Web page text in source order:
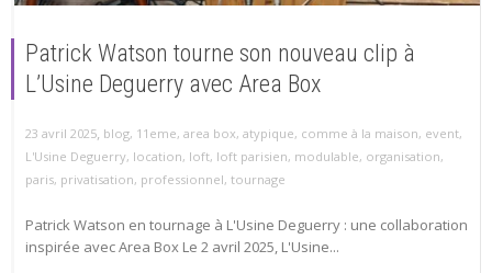
Patrick Watson tourne son nouveau clip à
L’Usine Deguerry avec Area Box
23 avril 2025, blog, 11eme, area box, atypique, comme à la maison, event,
L'Usine Deguerry, location, loft, loft parisien, modulable, organisation,
paris, privatisation, professionnel, tournage
Patrick Watson en tournage à L'Usine Deguerry : une collaboration
inspirée avec Area Box Le 2 avril 2025, L'Usine...